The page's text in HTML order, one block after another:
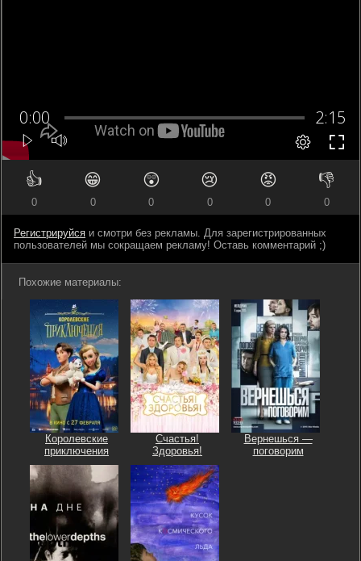
👍
0
😁
0
😲
0
😢
0
😡
0
👎
0
Регистрируйся и смотри без рекламы. Для зарегистрированных
пользователей мы сокращаем рекламу! Оставь комментарий ;)
Похожие материалы:
Королевские
приключения
Счастья!
Здоровья!
Вернешься —
поговорим